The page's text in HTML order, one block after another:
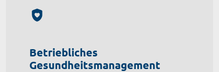
Betriebliches
Gesundheitsmanagement